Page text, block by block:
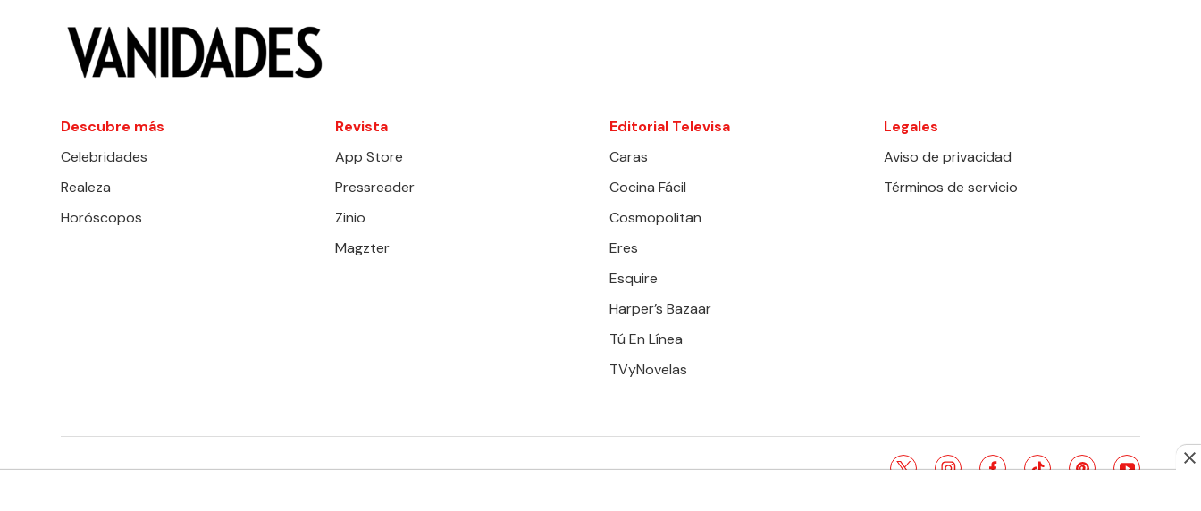
Descubre más
Celebridades
Realeza
Horóscopos
Revista
App Store
Pressreader
Zinio
Magzter
Editorial Televisa
Caras
Cocina Fácil
Cosmopolitan
Eres
Esquire
Harper’s Bazaar
Tú En Línea
TVyNovelas
Legales
Aviso de privacidad
Términos de servicio
EDITORIAL TELEVISA S.A. DE C.V. TODOS LOS DERECHOS RESERVADOS. TBG - EDITORIAL TELEVISA - LIFESTYLES twitterinstagramfacebooktiktokpinterestyoutube